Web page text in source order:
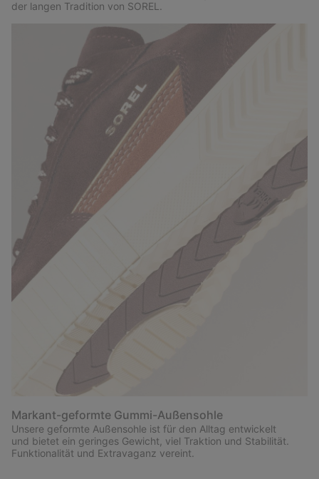
der langen Tradition von SOREL.
Markant-geformte Gummi-Außensohle
Unsere geformte Außensohle ist für den Alltag entwickelt
und bietet ein geringes Gewicht, viel Traktion und Stabilität.
Funktionalität und Extravaganz vereint.